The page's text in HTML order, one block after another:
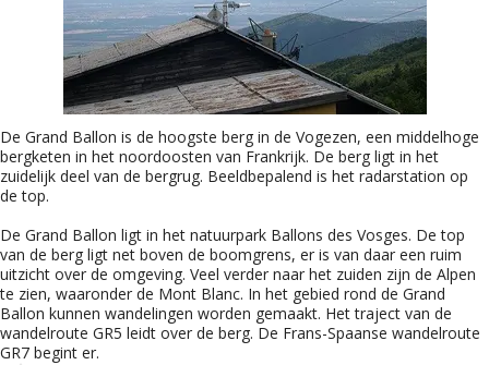
De Grand Ballon is de hoogste berg in de Vogezen, een middelhoge
bergketen in het noordoosten van Frankrijk. De berg ligt in het
zuidelijk deel van de bergrug. Beeldbepalend is het radarstation op
de top.
De Grand Ballon ligt in het natuurpark Ballons des Vosges. De top
van de berg ligt net boven de boomgrens, er is van daar een ruim
uitzicht over de omgeving. Veel verder naar het zuiden zijn de Alpen
te zien, waaronder de Mont Blanc. In het gebied rond de Grand
Ballon kunnen wandelingen worden gemaakt. Het traject van de
wandelroute GR5 leidt over de berg. De Frans-Spaanse wandelroute
GR7 begint er.